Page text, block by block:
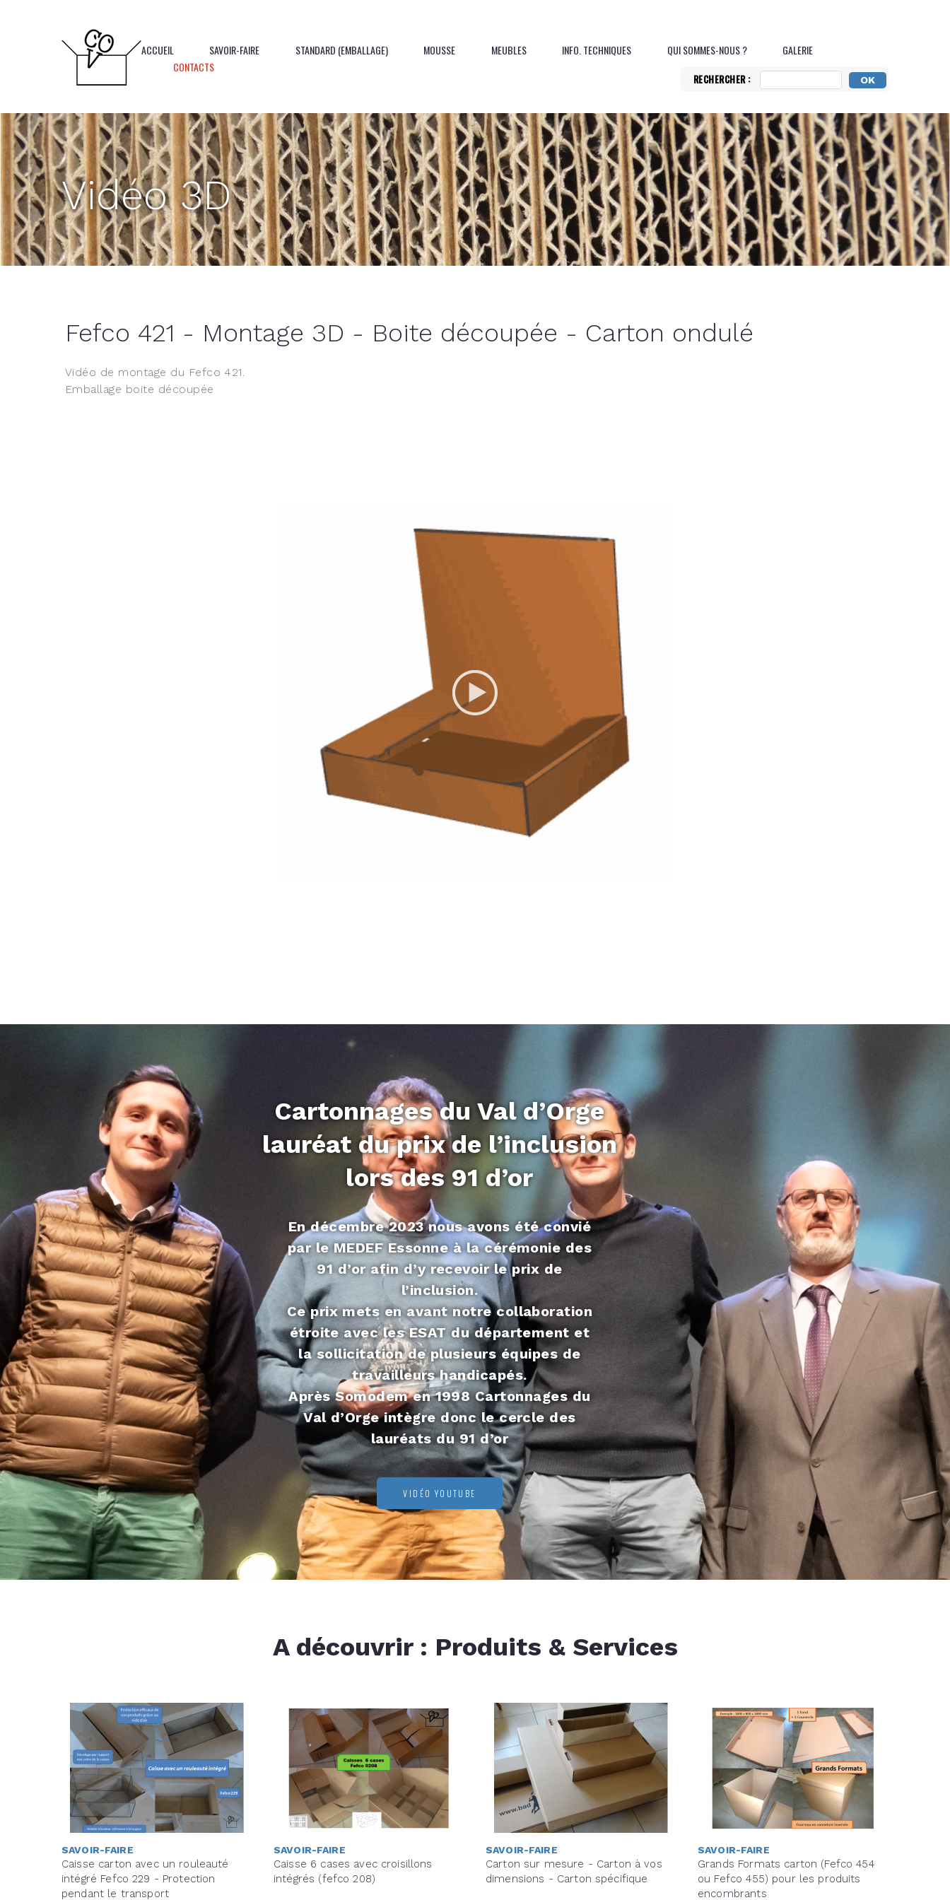
ACCUEIL SAVOIR-FAIRE STANDARD (EMBALLAGE) MOUSSE MEUBLES INFO. TECHNIQUES QUI SOMMES-NOUS ?
GALERIE
CONTACTS
RECHERCHER :
Vidéo 3D
Fefco 421 - Montage 3D - Boite découpée - Carton ondulé
Vidéo de montage du Fefco 421.
Emballage boite découpée
Cartonnages du Val d’Orge
lauréat du prix de l’inclusion
lors des 91 d’or
En décembre 2023 nous avons été convié
par le MEDEF Essonne à la cérémonie des
91 d’or afin d’y recevoir le prix de
l’inclusion.
Ce prix mets en avant notre collaboration
étroite avec les ESAT du département et
la sollicitation de plusieurs équipes de
travailleurs handicapés.
Après Somodem en 1998 Cartonnages du
Val d’Orge intègre donc le cercle des
lauréats du 91 d’or
VIDÉO YOUTUBE
A découvrir : Produits & Services
SAVOIR-FAIRE
Caisse carton avec un rouleauté
intégré Fefco 229 - Protection
pendant le transport
SAVOIR-FAIRE
Caisse 6 cases avec croisillons
intégrés (fefco 208)
SAVOIR-FAIRE
Carton sur mesure - Carton à vos
dimensions - Carton spécifique
SAVOIR-FAIRE
Grands Formats carton (Fefco 454
ou Fefco 455) pour les produits
encombrants